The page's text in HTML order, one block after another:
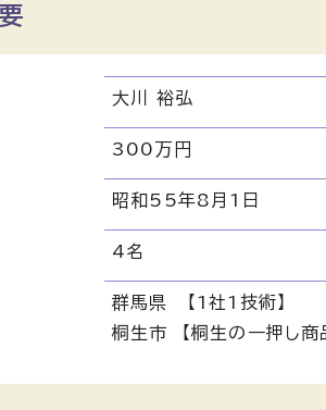
大川 裕弘
300万円
昭和55年8月1日
4名
群馬県 【1社1技術】
桐生市 【桐生の一押し商